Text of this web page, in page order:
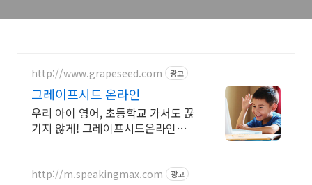
http://www.grapeseed.com 광고
그레이프시드 온라인
우리 아이 영어, 초등학교 가서도 끊
기지 않게! 그레이프시드온라인해
길러보세요!
http://m.speakingmax.com 광고